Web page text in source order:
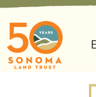
Ir
contenido